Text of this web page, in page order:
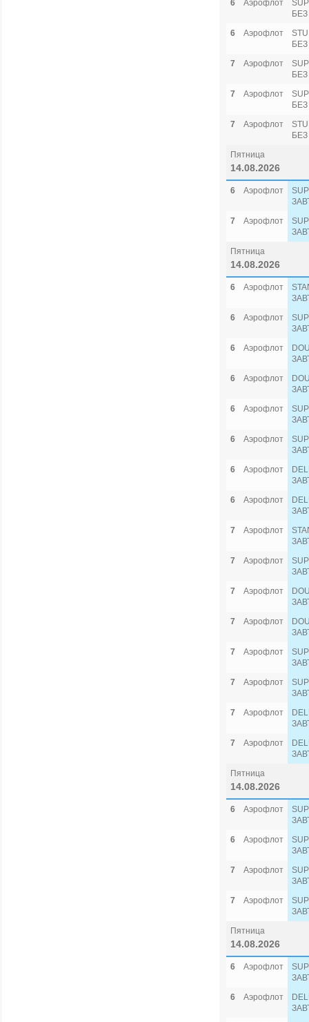
6 Аэрофлот
6
Аэрофлот
7
Аэрофлот
7
Аэрофлот
7
Аэрофлот
Пятница
14.08.2026
6 Аэрофлот
7
Аэрофлот
Пятница
14.08.2026
6 Аэрофлот
6
Аэрофлот
6
Аэрофлот
6
Аэрофлот
6
Аэрофлот
6
Аэрофлот
6
Аэрофлот
6
Аэрофлот
7
Аэрофлот
7
Аэрофлот
7
Аэрофлот
7
Аэрофлот
7
Аэрофлот
7
Аэрофлот
7
Аэрофлот
7
Аэрофлот
Пятница
14.08.2026
6 Аэрофлот
6
Аэрофлот
7
Аэрофлот
7
Аэрофлот
Пятница
14.08.2026
6 Аэрофлот
6
Аэрофлот